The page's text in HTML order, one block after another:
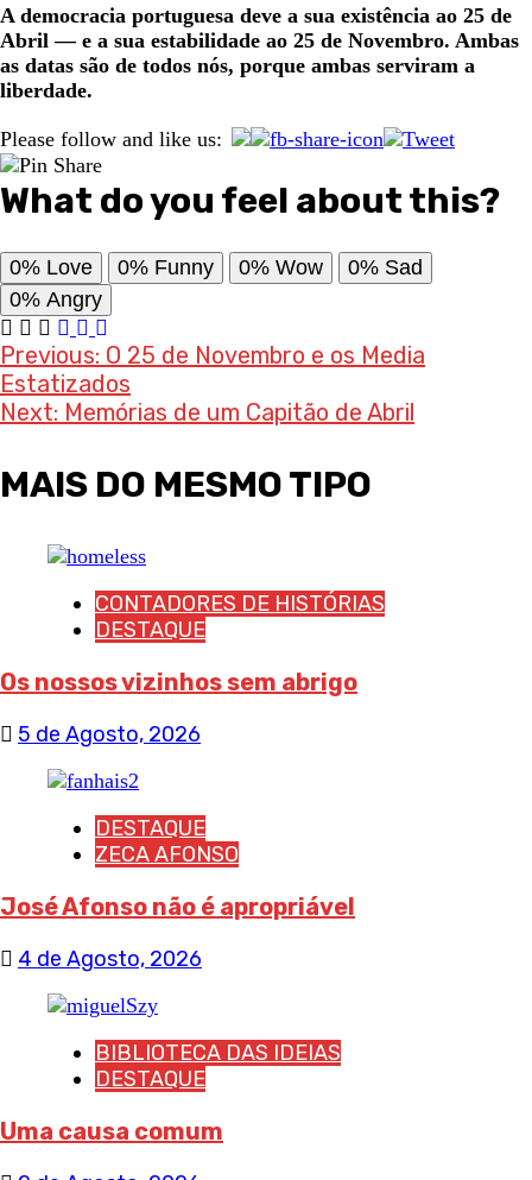
A democracia portuguesa deve a sua existência ao 25 de
Abril — e a sua estabilidade ao 25 de Novembro. Ambas
as datas são de todos nós, porque ambas serviram a
liberdade.
Please follow and like us:
What do you feel about this?
0% Love 0% Funny 0% Wow 0% Sad
0% Angry
Post
navigation
Previous: O 25 de Novembro e os Media
Estatizados
Next: Memórias de um Capitão de Abril
MAIS DO MESMO TIPO
CONTADORES DE HISTÓRIAS
DESTAQUE
Os nossos vizinhos sem abrigo
5 de Agosto, 2026
DESTAQUE
ZECA AFONSO
José Afonso não é apropriável
4 de Agosto, 2026
BIBLIOTECA DAS IDEIAS
DESTAQUE
Uma causa comum